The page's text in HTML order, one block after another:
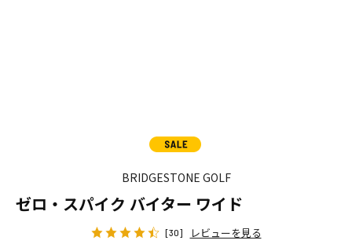
BRIDGESTONE GOLF
ゼロ・スパイク バイター ワイド
[30] レビューを見る